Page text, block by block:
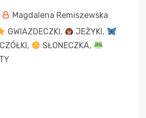
Magdalena Remiszewska
GWIAZDECZKI, JEŻYKI,
, SŁONECZKA,